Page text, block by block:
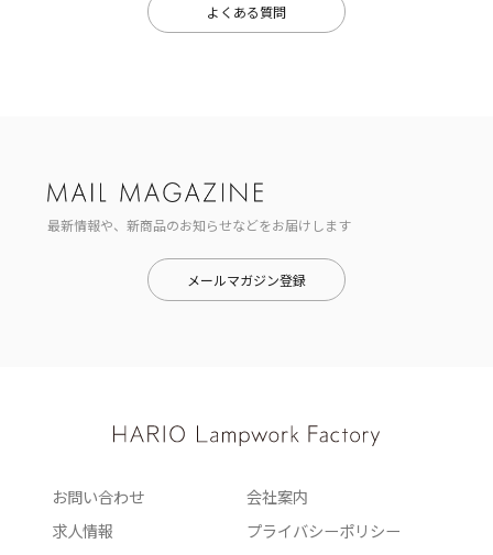
よくある質問
最新情報や、新商品のお知らせなどをお届けします
メールマガジン登録
お問い合わせ
会社案内
求人情報
プライバシーポリシー